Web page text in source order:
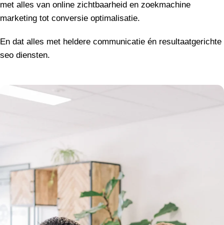
met alles van online zichtbaarheid en zoekmachine
marketing tot conversie optimalisatie.
En dat alles met heldere communicatie én resultaatgerichte
seo diensten.